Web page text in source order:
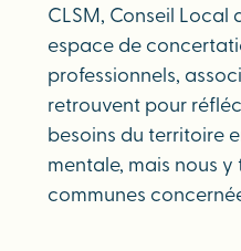
CLSM, Conseil Local
espace de
professionnels,
retrouvent pour
besoins du territoire
mentale, mais nous
communes